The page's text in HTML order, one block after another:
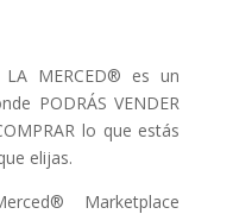
LA MERCED® es un
PODRÁS VENDER
lo que estás
elijas.
Marketplace